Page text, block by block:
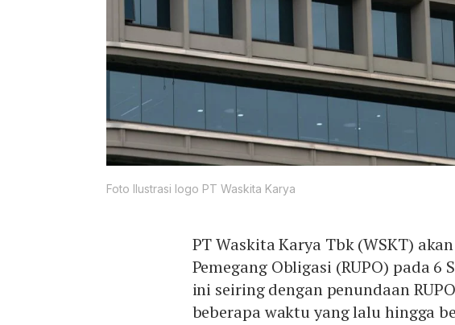
Foto Ilustrasi logo PT Waskita Karya
PT Waskita Karya Tbk (WSKT)
Pemegang Obligasi (RUPO) pada 6
ini seiring dengan penundaan
beberapa waktu yang lalu hingga